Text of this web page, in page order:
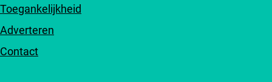
Toegankelijkheid
Adverteren
Contact